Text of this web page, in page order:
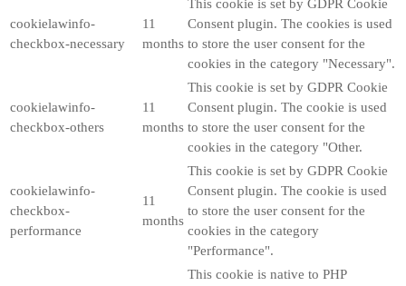
cookielawinfo-
checkbox-necessary
11
months
This cookie is set by GDPR Cookie
Consent plugin. The cookies is used
to store the user consent for the
cookies in the category "Necessary".
cookielawinfo-
checkbox-others
11
months
This cookie is set by GDPR Cookie
Consent plugin. The cookie is used
to store the user consent for the
cookies in the category "Other.
cookielawinfo-
checkbox-
performance
11
months
This cookie is set by GDPR Cookie
Consent plugin. The cookie is used
to store the user consent for the
cookies in the category
"Performance".
This cookie is native to PHP